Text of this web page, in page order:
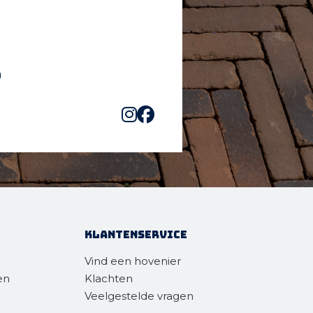
Klantenservice
Vind een hovenier
Klachten
Veelgestelde vragen